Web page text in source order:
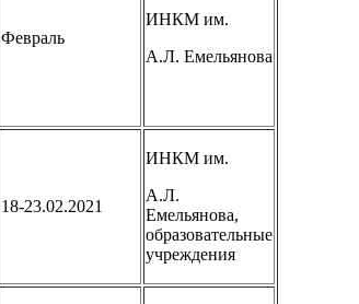
Февраль
ИНКМ им.
А.Л. Емельянова
18-23.02.2021
ИНКМ им.
А.Л.
Емельянова,
образовательные
учреждения